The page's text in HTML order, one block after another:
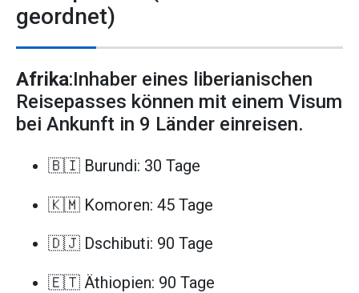
geordnet)
Afrika:Inhaber eines liberianischen
Reisepasses können mit einem Visum
bei Ankunft in 9 Länder einreisen.
🇧🇮 Burundi: 30 Tage
🇰🇲 Komoren: 45 Tage
🇩🇯 Dschibuti: 90 Tage
🇪🇹 Äthiopien: 90 Tage